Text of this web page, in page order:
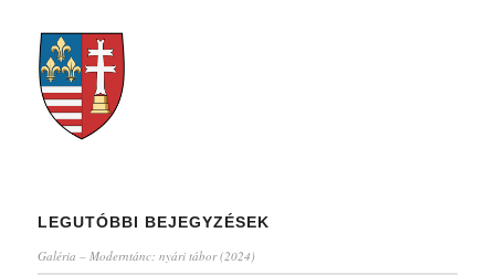
LEGUTÓBBI BEJEGYZÉSEK
Galéria – Moderntánc: nyári tábor (2024)